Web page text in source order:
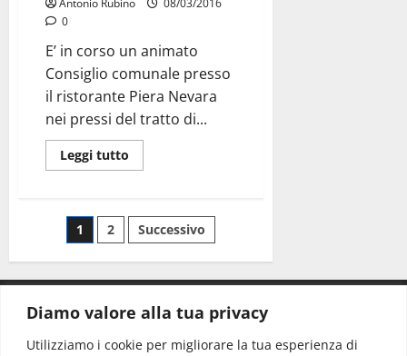
Diamo valore alla tua privacy
Utilizziamo i cookie per migliorare la tua esperienza di
Antonio Rubino
08/03/2016
0
E’ in corso un animato
Consiglio comunale presso
il ristorante Piera Nevara
nei pressi del tratto di...
Leggi tutto
1 2 Successivo
CONTATTI.